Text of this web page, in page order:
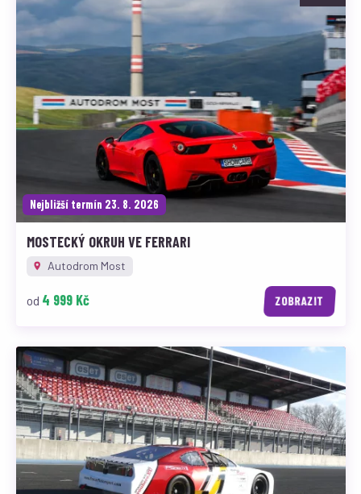
Nejbližší termín 23. 8. 2026
MOSTECKÝ OKRUH VE FERRARI
Autodrom Most
od 4 999 Kč ZOBRAZIT